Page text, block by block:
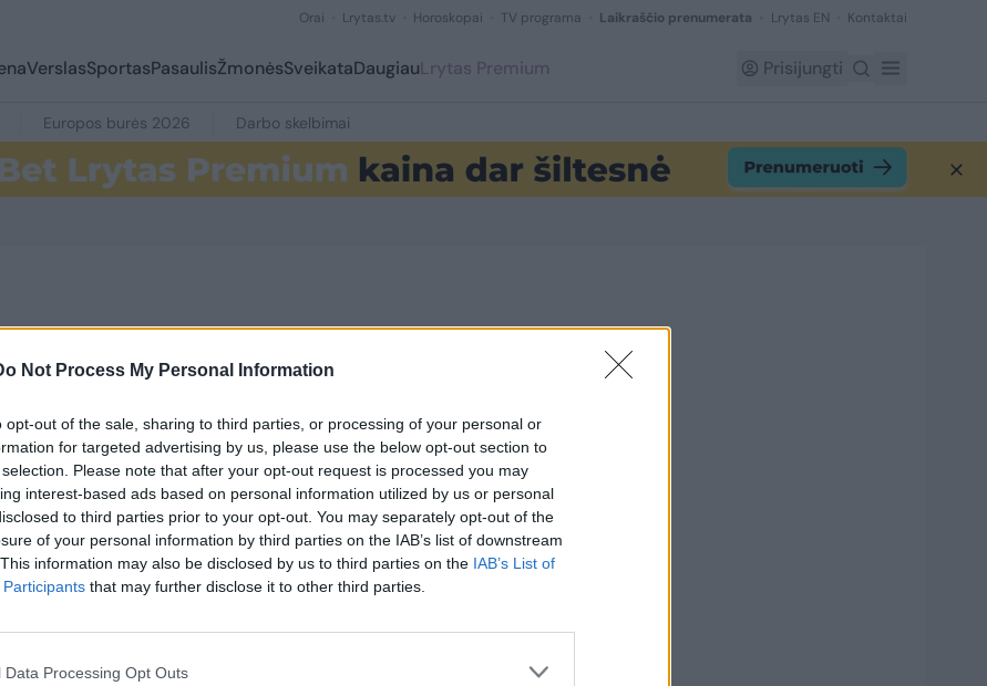
Not Process My Personal Information
opt-out of the sale, sharing to third parties, or processing of your personal or
for targeted advertising by us, please use the below opt-out section to
Please note that after your opt-out request is processed you may
interest-based ads based on personal information utilized by us or personal
to third parties prior to your opt-out. You may separately opt-out of the
of your personal information by third parties on the IAB’s list of downstream
information may also be disclosed by us to third parties on the IAB’s List of
that may further disclose it to other third parties.
Data Processing Opt Outs
Orai Lrytas.tv Horoskopai TV programa Laikraščio prenumerata Lrytas EN Kontaktai
VerslasSportasPasaulisŽmonėsSveikataDaugiauLrytas Premium Prisijungti
Europos burės 2026 Darbo skelbimai
10